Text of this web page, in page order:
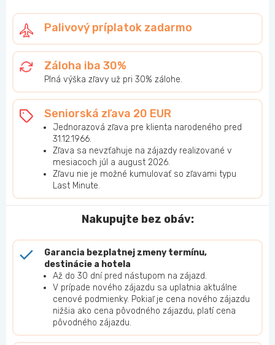
Palivový príplatok zadarmo
Záloha iba 30%
Plná výška zľavy už pri 30% zálohe.
Seniorská zľava 20 EUR
Jednorazová zľava pre klienta narodeného pred
31.12.1966.
Zľava sa nevzťahuje na zájazdy realizované v
mesiacoch júl a august 2026.
Zľavu nie je možné kumulovať so zľavami typu
Last Minute.
Nakupujte bez obáv:
Garancia bezplatnej zmeny termínu,
destinácie a hotela
Až do 30 dní pred nástupom na zájazd.
V prípade nového zájazdu sa uplatnia aktuálne
cenové podmienky. Pokiaľ je cena nového zájazdu
nižšia ako cena pôvodného zájazdu, platí cena
pôvodného zájazdu.